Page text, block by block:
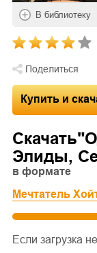
В библиотеку
Поделиться
Скачать"
Элиды,
в формате
Мечтатель
Если загрузка
Купить и